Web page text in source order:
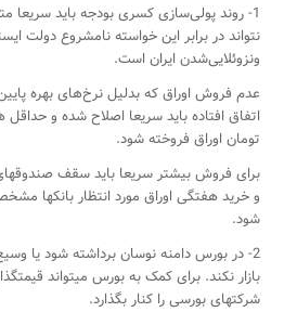
1- روند پولی‌سازی کسری بودجه باید سریعا
نتواند در برابر این خواسته نامشروع دولت
ونزوئلایی‌شدن ایران است.
عدم فروش اوراق که بدلیل نرخ‌های بهره
تومان اوراق فروخته شود.
برای فروش بیشتر سریعا باید سقف
و خرید هفتگی اوراق مورد انتظار بانکها
شود.
2- در بورس دامنه نوسان برداشته شود یا
بازار نکند. برای کمک به بورس میتواند
شرکتهای بورسی را کنار بگذارد.